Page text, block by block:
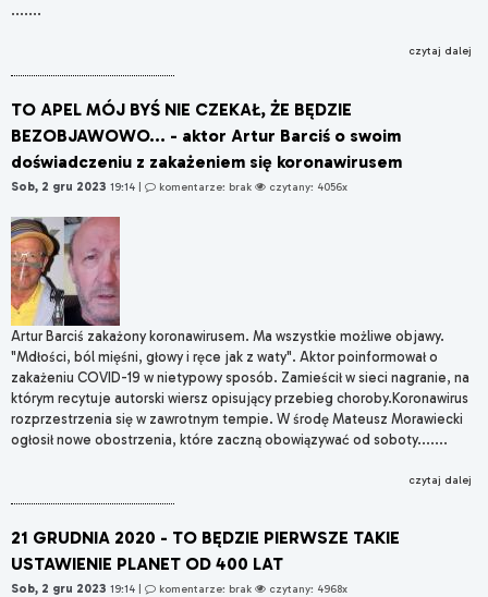
.......
czytaj dalej
TO APEL MÓJ BYŚ NIE CZEKAŁ, ŻE BĘDZIE
BEZOBJAWOWO... - aktor Artur Barciś o swoim
doświadczeniu z zakażeniem się koronawirusem
Sob, 2 gru 2023 19:14 | komentarze: brak czytany: 4056x
Artur Barciś zakażony koronawirusem. Ma wszystkie możliwe objawy.
"Mdłości, ból mięśni, głowy i ręce jak z waty". Aktor poinformował o
zakażeniu COVID-19 w nietypowy sposób. Zamieścił w sieci nagranie, na
którym recytuje autorski wiersz opisujący przebieg choroby.Koronawirus
rozprzestrzenia się w zawrotnym tempie. W środę Mateusz Morawiecki
ogłosił nowe obostrzenia, które zaczną obowiązywać od soboty.......
czytaj dalej
21 GRUDNIA 2020 - TO BĘDZIE PIERWSZE TAKIE
USTAWIENIE PLANET OD 400 LAT
Sob, 2 gru 2023 19:14 | komentarze: brak czytany: 4968x